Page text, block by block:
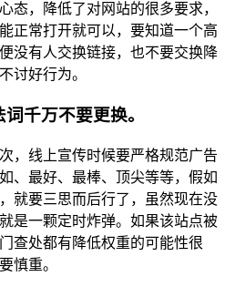
态，降低了对网站的很多要求，
正常打开就可以，要知道一个高
没有人交换链接，也不要交换降
讨好行为。
千万不要更换。
，线上宣传时候要严格规范广告
、最好、最棒、顶尖等等，假如
就要三思而后行了，虽然现在没
是一颗定时炸弹。如果该站点被
查处都有降低权重的可能性很
慎重。